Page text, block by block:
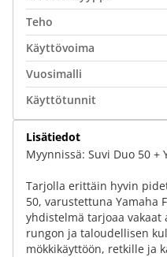
Teho
Käyttövoima
Vuosimalli
Käyttötunnit
Lisätiedot
Myynnissä: Suvi Duo 50 +
Tarjolla erittäin hyvin
50, varustettuna Yamaha
yhdistelmä tarjoaa vakaat
rungon ja taloudellisen
mökkikäyttöön, retkille ja